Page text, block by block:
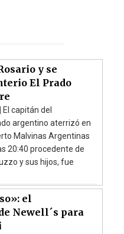
y se
El Prado
El capitán del
argentino aterrizó en
Malvinas Argentinas
20:40 procedente de
y sus hijos, fue
el
Newell´s para